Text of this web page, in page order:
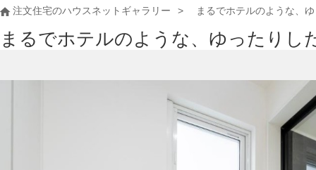
注文住宅のハウスネットギャラリー まるでホテルのような、
まるでホテルのような、ゆったりし